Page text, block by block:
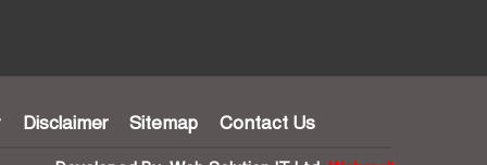
Disclaimer Sitemap Contact Us